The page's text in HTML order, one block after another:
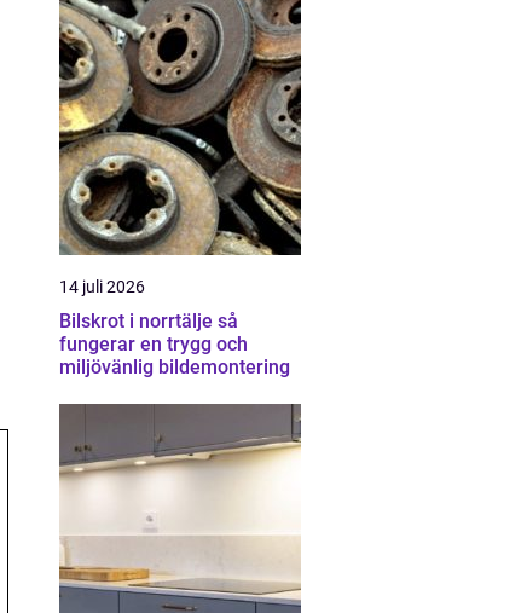
14 juli 2026
Bilskrot i norrtälje så
fungerar en trygg och
miljövänlig bildemontering